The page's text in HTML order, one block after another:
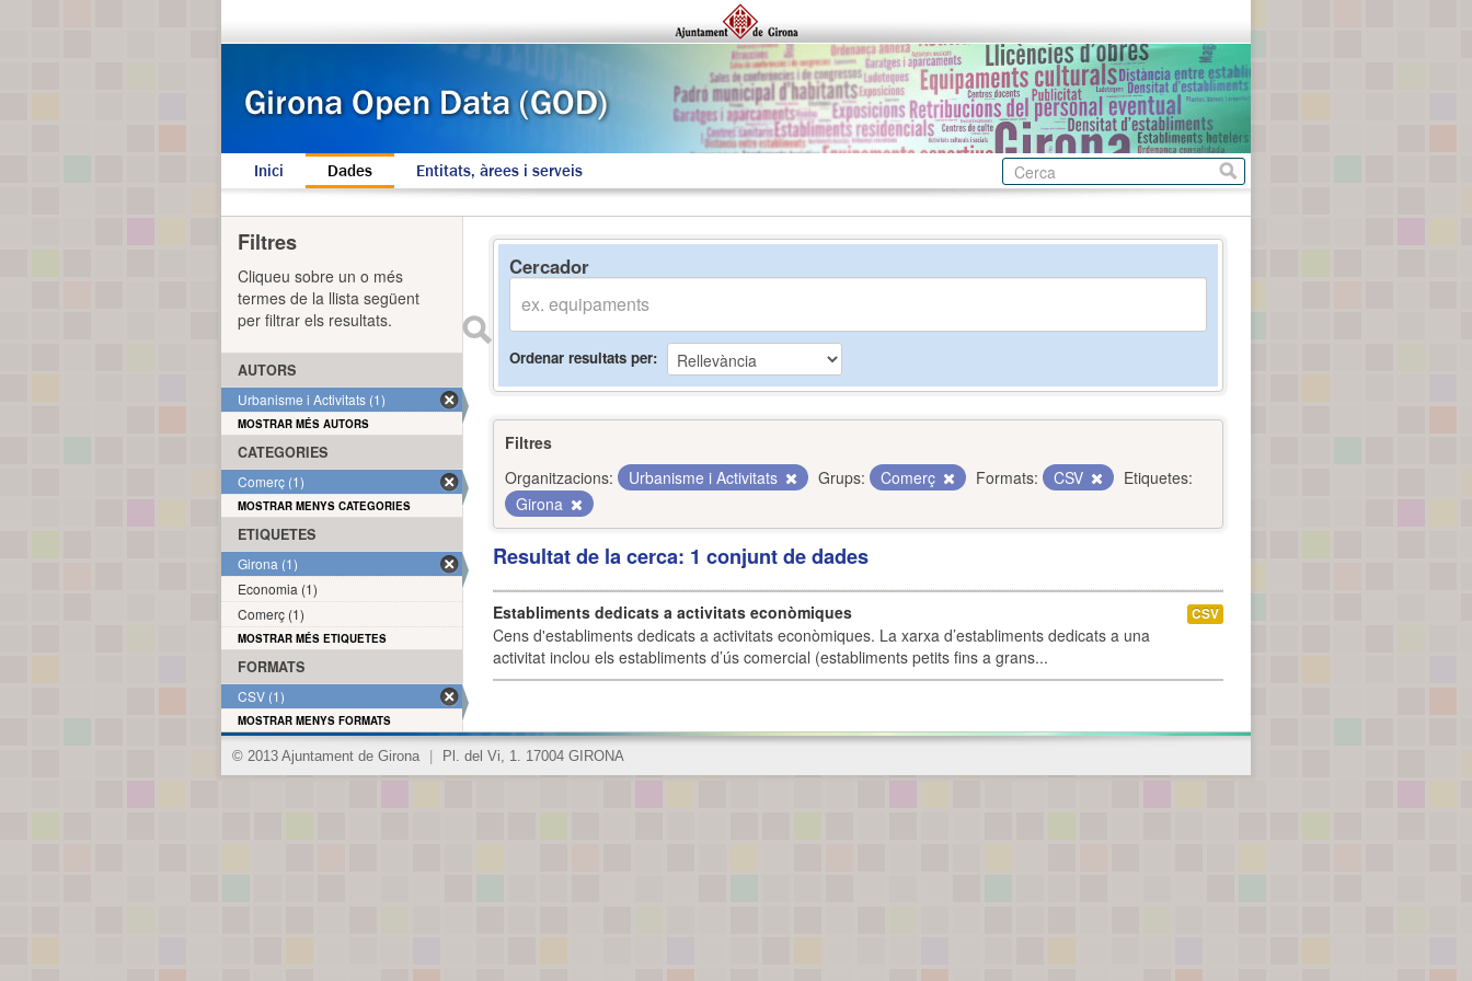
Inici Dades Entitats, àrees i serveis
Cercador
Ordenar resultats per
Filtres
Organitzacions:
Urbanisme i Activitats Grups: Comerç Formats: CSV
Etiquetes:
Girona
Resultat de la cerca: 1 conjunt de dades
Establiments dedicats a activitats econòmiques
Cens d'establiments dedicats a activitats econòmiques. La xarxa d’establiments dedicats a una
activitat inclou els establiments d’ús comercial (establiments petits fins a grans...
CSV
Filtres
Cliqueu sobre un o més
termes de la llista següent
per filtrar els resultats.
AUTORS
Urbanisme i Activitats (1)
MOSTRAR MÉS AUTORS
CATEGORIES
Comerç (1)
MOSTRAR MENYS CATEGORIES
ETIQUETES
Girona (1)
Economia (1)
Comerç (1)
MOSTRAR MÉS ETIQUETES
FORMATS
CSV (1)
MOSTRAR MENYS FORMATS
© 2013 Ajuntament de Girona Pl. del Vi, 1. 17004 GIRONA